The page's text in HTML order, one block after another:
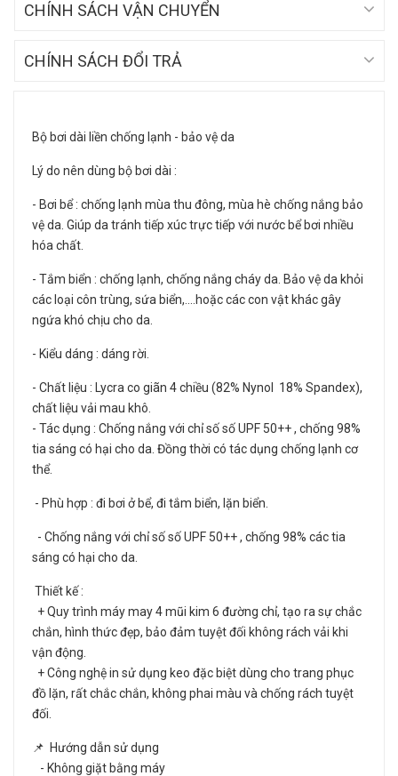
CHÍNH SÁCH VẬN CHUYỂN
CHÍNH SÁCH ĐỔI TRẢ
Bộ bơi dài liền chống lạnh - bảo vệ da
Lý do nên dùng bộ bơi dài :
- Bơi bể : chống lạnh mùa thu đông, mùa hè chống nắng bảo
vệ da. Giúp da tránh tiếp xúc trực tiếp với nước bể bơi nhiều
hóa chất.
- Tắm biển : chống lạnh, chống nắng cháy da. Bảo vệ da khỏi
các loại côn trùng, sứa biển,....hoặc các con vật khác gây
ngứa khó chịu cho da.
- Kiểu dáng : dáng rời.
- Chất liệu : Lycra co giãn 4 chiều (82% Nynol 18% Spandex),
chất liệu vải mau khô.
- Tác dụng : Chống nắng với chỉ số số UPF 50++ , chống 98%
tia sáng có hại cho da. Đồng thời có tác dụng chống lạnh cơ
thể.
- Phù hợp : đi bơi ở bể, đi tắm biển, lặn biển.
- Chống nắng với chỉ số số UPF 50++ , chống 98% các tia
sáng có hại cho da.
Thiết kế :
+ Quy trình máy may 4 mũi kim 6 đường chỉ, tạo ra sự chắc
chắn, hình thức đẹp, bảo đảm tuyệt đối không rách vải khi
vận động.
+ Công nghệ in sử dụng keo đặc biệt dùng cho trang phục
đồ lặn, rất chắc chắn, không phai màu và chống rách tuyệt
đối.
📌 Hướng dẫn sử dụng
- Không giặt bằng máy